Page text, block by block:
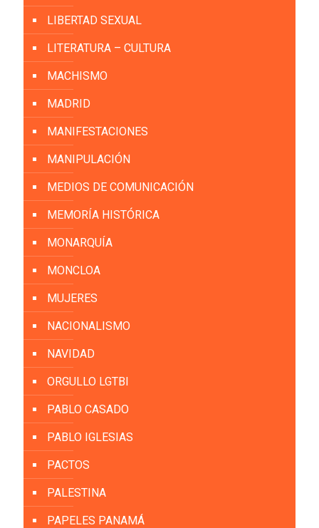
LIBERTAD SEXUAL
LITERATURA – CULTURA
MACHISMO
MADRID
MANIFESTACIONES
MANIPULACIÓN
MEDIOS DE COMUNICACIÓN
MEMORÍA HISTÓRICA
MONARQUÍA
MONCLOA
MUJERES
NACIONALISMO
NAVIDAD
ORGULLO LGTBI
PABLO CASADO
PABLO IGLESIAS
PACTOS
PALESTINA
PAPELES PANAMÁ